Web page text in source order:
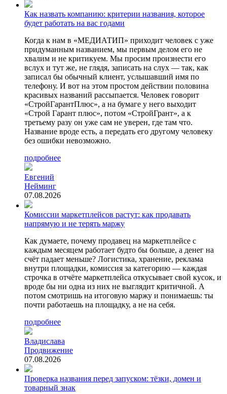
Как назвать компанию: критерии названия, которое
будет работать на вас годами
Когда к нам в «МЕДИАТИП» приходит человек с уже
придуманным названием, мы первым делом его не
хвалим и не критикуем. Мы просим произнести его
вслух и тут же, не глядя, записать на слух — так, как
записал бы обычный клиент, услышавший имя по
телефону. И вот на этом простом действии половина
красивых названий рассыпается. Человек говорит
«СтройГарантПлюс», а на бумаге у него выходит
«Строй Гарант плюс», потом «СтройГрант», а к
третьему разу он уже сам не уверен, где там что.
Название вроде есть, а передать его другому человеку
без ошибки невозможно.
подробнее
Евгений
Нейминг
07.08.2026
Комиссии маркетплейсов растут: как продавать
напрямую и не терять маржу
Как думаете, почему продавец на маркетплейсе с
каждым месяцем работает будто бы больше, а денег на
счёт падает меньше? Логистика, хранение, реклама
внутри площадки, комиссия за категорию — каждая
строчка в отчёте маркетплейса откусывает свой кусок, и
вроде бы ни одна из них не выглядит критичной. А
потом смотришь на итоговую маржу и понимаешь: ты
почти работаешь на площадку, а не на себя.
подробнее
Владислава
Продвижение
07.08.2026
Проверка названия перед запуском: тёзки, домен и
товарный знак